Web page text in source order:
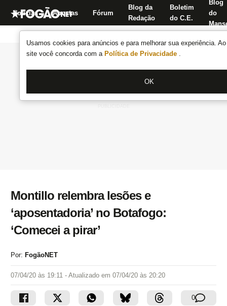
Usamos cookies para anúncios e para melhorar sua experiência.
site você concorda com a Política de Privacidade .
OK
Notícias Apostas Fórum
Blog da
Redação
Boletim
do C.E.
Blog
do
Montillo relembra lesões e
‘aposentadoria’ no Botafogo:
‘Comecei a pirar’
Por: FogãoNET
07/04/20 às 19:11 - Atualizado em 07/04/20 às 20:20
0